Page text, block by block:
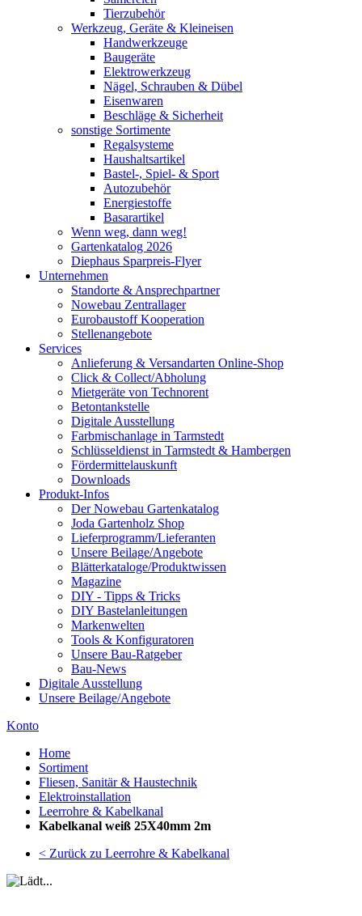
Tierzubehör
Werkzeug, Geräte & Kleineisen
Handwerkzeuge
Baugeräte
Elektrowerkzeug
Nägel, Schrauben & Dübel
Eisenwaren
Beschläge & Sicherheit
sonstige Sortimente
Regalsysteme
Haushaltsartikel
Bastel-, Spiel- & Sport
Autozubehör
Energiestoffe
Basarartikel
Wenn weg, dann weg!
Gartenkatalog 2026
Diephaus Sparpreis-Flyer
Unternehmen
Standorte & Ansprechpartner
Nowebau Zentrallager
Eurobaustoff Kooperation
Stellenangebote
Services
Anlieferung & Versandarten Online-Shop
Click & Collect/Abholung
Mietgeräte von Technorent
Betontankstelle
Digitale Ausstellung
Farbmischanlage in Tarmstedt
Schlüsseldienst in Tarmstedt & Hambergen
Fördermittelauskunft
Downloads
Produkt-Infos
Der Nowebau Gartenkatalog
Joda Gartenholz Shop
Lieferprogramm/Lieferanten
Unsere Beilage/Angebote
Blätterkataloge/Produktwissen
Magazine
DIY - Tipps & Tricks
DIY Bastelanleitungen
Markenwelten
Tools & Konfiguratoren
Unsere Bau-Ratgeber
Bau-News
Digitale Ausstellung
Unsere Beilage/Angebote
Konto
Home
Sortiment
Fliesen, Sanitär & Haustechnik
Elektroinstallation
Leerrohre & Kabelkanal
Kabelkanal weiß 25X40mm 2m
< Zurück zu Leerrohre & Kabelkanal